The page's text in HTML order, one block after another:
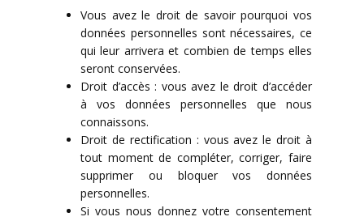
Vous avez le droit de savoir pourquoi vos
données personnelles sont nécessaires, ce
qui leur arrivera et combien de temps elles
seront conservées.
Droit d’accès : vous avez le droit d’accéder
à vos données personnelles que nous
connaissons.
Droit de rectification : vous avez le droit à
tout moment de compléter, corriger, faire
supprimer ou bloquer vos données
personnelles.
Si vous nous donnez votre consentement